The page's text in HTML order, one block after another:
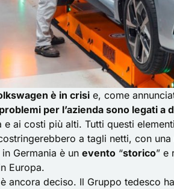
è in crisi e, come
per l’azienda sono legati a
e ai costi più alti. Tutti questi
a tagli netti, con
Germania è un evento “storico” e
Europa.
ancora deciso. Il Gruppo tedesco ha